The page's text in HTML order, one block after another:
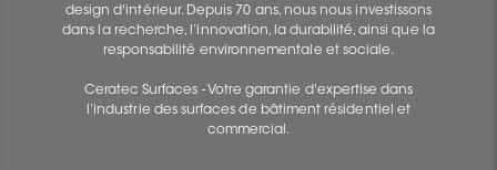
design d'intérieur. Depuis 70 ans, nous nous investissons
dans la recherche, l’innovation, la durabilité, ainsi que la
responsabilité environnementale et sociale.
Ceratec Surfaces - Votre garantie d'expertise dans
l’industrie des surfaces de bâtiment résidentiel et
commercial.